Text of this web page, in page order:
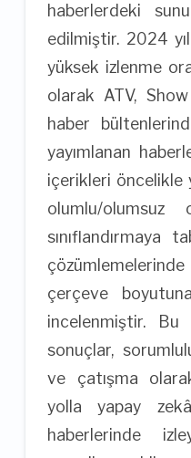
haberlerdeki
edilmiştir. 2024
yüksek izlenme
olarak ATV,
haber
yayımlanan
içerikleri öncelikle
olumlu/olumsuz
sınıflandırmaya
çözümlemelerinde
çerçeve
incelenmiştir. Bu
sonuçlar,
ve çatışma
yolla yapay
haberlerinde